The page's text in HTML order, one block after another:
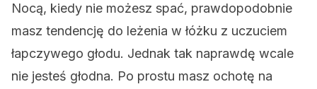
Nocą, kiedy nie możesz spać, prawdopodobnie
masz tendencję do leżenia w łóżku z uczuciem
łapczywego głodu. Jednak tak naprawdę wcale
nie jesteś głodna. Po prostu masz ochotę na